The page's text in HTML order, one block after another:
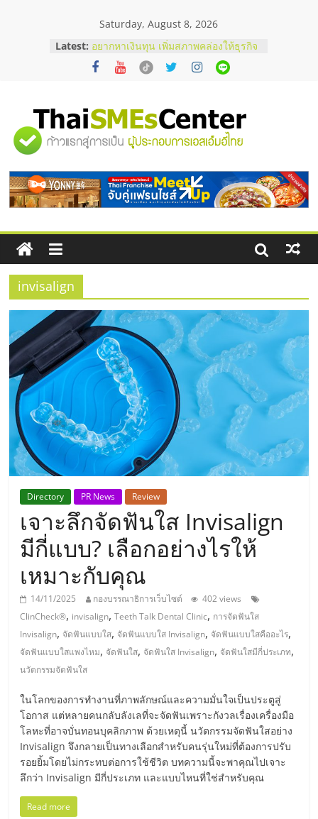
Saturday, August 8, 2026
Latest: อยากหาเงินทุน เพิ่มสภาพคล่องให้ธุรกิจ
เริ่มยังไงให้ผ่านฉลุย
สัมมนาออนไลน์ โอกาสบริหารสถานี
ThaiFranchise Meet Up จับคู่แฟรน
ไชส์ ครั้งที่ 8
ร้านเครื่องเสียงคุณภาพสูง พร้อม
บริษัท Cybersecurity ในไทยที่ไหนดี?
วิธีเลือกผู้ให้บริการให้คุ้มค่าและตอบ
โจทย์ธุรกิจ
"ศูนย์
รวม
ข้อมูล
ธุรกิจ
SME
แห่ง
ประเทศไทย,
ThaiSMEsCenter,
รวม
ธุรกิจ
เอ
ส
เอ็
มอี
ไทย,
SMEs,
แฟ
รน
invisalign
Directory PR News Review
เจาะลึกจัดฟันใส Invisalign
มีกี่แบบ? เลือกอย่างไรให้
เหมาะกับคุณ
14/11/2025 กองบรรณาธิการเว็บไซต์
402 views
ClinCheck®, invisalign,Teeth Talk Dental Clinic, การจัดฟันใส
Invisalign, จัดฟันแบบใส, จัดฟันแบบใส Invisalign, จัดฟันแบบใสคืออะไร,
จัดฟันแบบใสแพงไหม, จัดฟันใส, จัดฟันใส Invisalign, จัดฟันใสมีกี่ประเภท,
นวัตกรรมจัดฟันใส
ในโลกของการทำงานที่ภาพลักษณ์และความมั่นใจเป็นประตูสู่
โอกาส แต่หลายคนกลับลังเลที่จะจัดฟันเพราะกังวลเรื่องเครื่องมือ
โลหะที่อาจบั่นทอนบุคลิกภาพ ด้วยเหตุนี้ นวัตกรรมจัดฟันใสอย่าง
Invisalign จึงกลายเป็นทางเลือกสำหรับคนรุ่นใหม่ที่ต้องการปรับ
รอยยิ้มโดยไม่กระทบต่อการใช้ชีวิต บทความนี้จะพาคุณไปเจาะ
ลึกว่า Invisalign มีกี่ประเภท และแบบไหนที่ใช่สำหรับคุณ
Read more